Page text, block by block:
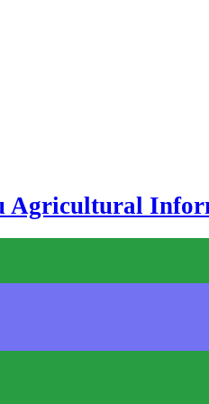
Agricultural